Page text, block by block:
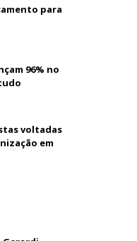
para
96% no
voltadas
em